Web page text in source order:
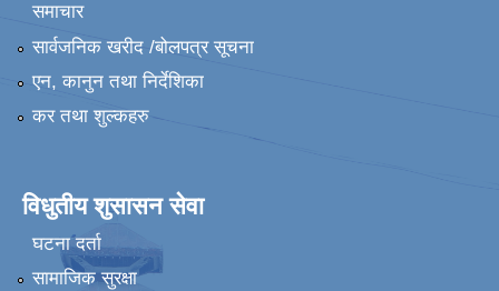
समाचार
सार्वजनिक खरीद /बोलपत्र सूचना
एन, कानुन तथा निर्देशिका
कर तथा शुल्कहरु
विधुतीय शुसासन सेवा
घटना दर्ता
सामाजिक सुरक्षा